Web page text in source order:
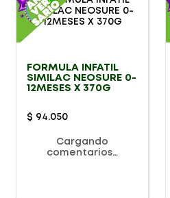
FORMULA INFATIL
SIMILAC NEOSURE 0-
12MESES X 370G
$ 94.050
Cargando
comentarios…